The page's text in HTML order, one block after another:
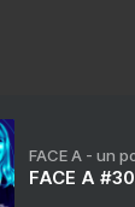
FACE A - un
FACE A